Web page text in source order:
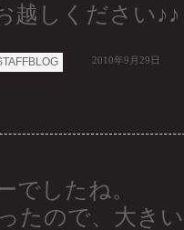
越しください♪♪
2010年9月29日
でしたね。
たので、大き